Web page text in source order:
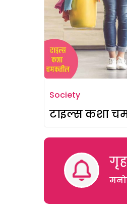
Society
टाइल्स कशा